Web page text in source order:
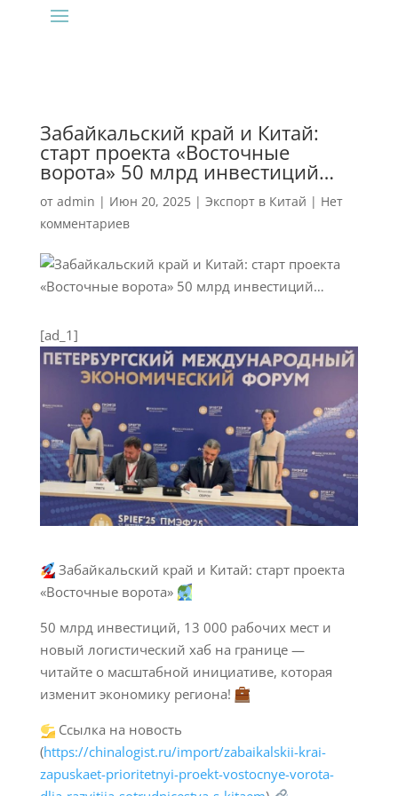
Забайкальский край и Китай:
старт проекта «Восточные
ворота» 50 млрд инвестиций…
от admin | Июн 20, 2025| Экспорт в Китай | Нет
комментариев
[ad_1]
Забайкальский край и Китай: старт проекта
«Восточные ворота»
50 млрд инвестиций, 13 000 рабочих мест и
новый логистический хаб на границе —
читайте о масштабной инициативе, которая
изменит экономику региона!
Ссылка на новость
(https://chinalogist.ru/import/zabaikalskii-krai-
zapuskaet-prioritetnyi-proekt-vostocnye-vorota-